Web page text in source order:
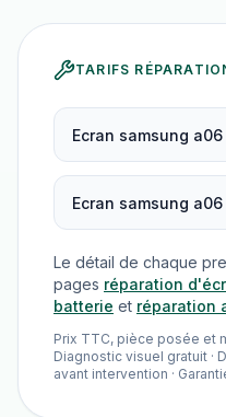
TARIFS
Ecran samsung a06
Ecran samsung
Le détail de chaque
pages réparation
batterie et réparation
Prix TTC, pièce posée et
Diagnostic visuel gratuit ·
avant intervention ·